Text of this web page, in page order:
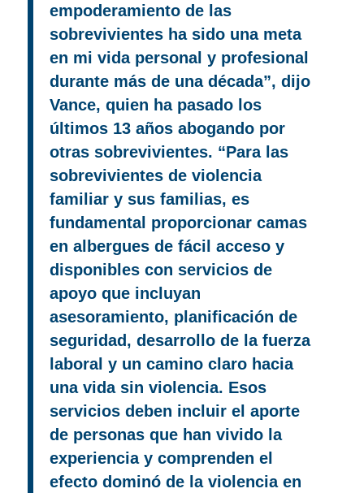
empoderamiento de las
sobrevivientes ha sido una meta
en mi vida personal y profesional
durante más de una década”, dijo
Vance, quien ha pasado los
últimos 13 años abogando por
otras sobrevivientes. “Para las
sobrevivientes de violencia
familiar y sus familias, es
fundamental proporcionar camas
en albergues de fácil acceso y
disponibles con servicios de
apoyo que incluyan
asesoramiento, planificación de
seguridad, desarrollo de la fuerza
laboral y un camino claro hacia
una vida sin violencia. Esos
servicios deben incluir el aporte
de personas que han vivido la
experiencia y comprenden el
efecto dominó de la violencia en